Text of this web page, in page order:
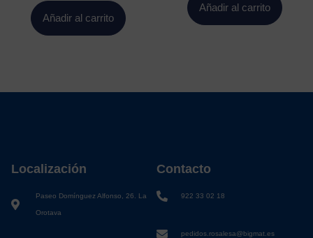
Añadir al carrito
Añadir al carrito
Localización
Paseo Domínguez Alfonso, 26. La
Orotava
Contacto
922 33 02 18
pedidos.rosalesa@bigmat.es